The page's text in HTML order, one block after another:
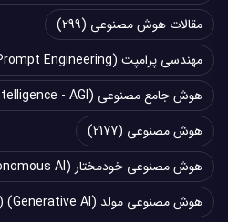
مقالات هوش مصنوعی (299)
مهندسی پرامپت (Prompt Engineering)
هوش جامع مصنوعی (Artificial General Intelligence - AGI)
هوش مصنوعی (2177)
هوش مصنوعی خودمختار (Autonomous AI)
هوش مصنوعی مولد (Generative AI)
(5)